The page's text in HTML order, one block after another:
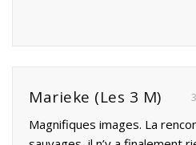
Marieke (Les 3 M)
Magnifiques images. La